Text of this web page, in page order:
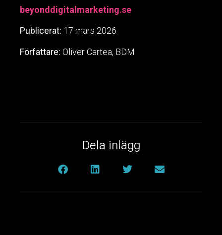
beyonddigitalmarketing.se
Publicerat: 17 mars 2026
Författare: Oliver Cartea, BDM
Dela inlägg